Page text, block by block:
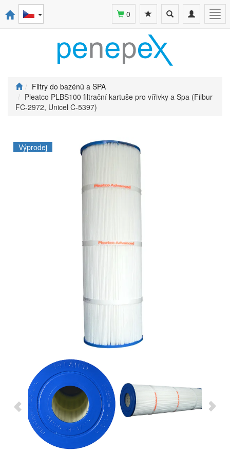
Toggle
navigation
Toggle
search
0
Filtry do bazénů a SPA
Pleatco PLBS100 filtrační kartuše pro vířivky a Spa (Filbur
FC-2972, Unicel C-5397)
Výprodej